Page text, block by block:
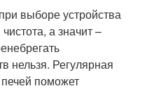
выборе устройства
а значит –
нельзя. Регулярная
поможет